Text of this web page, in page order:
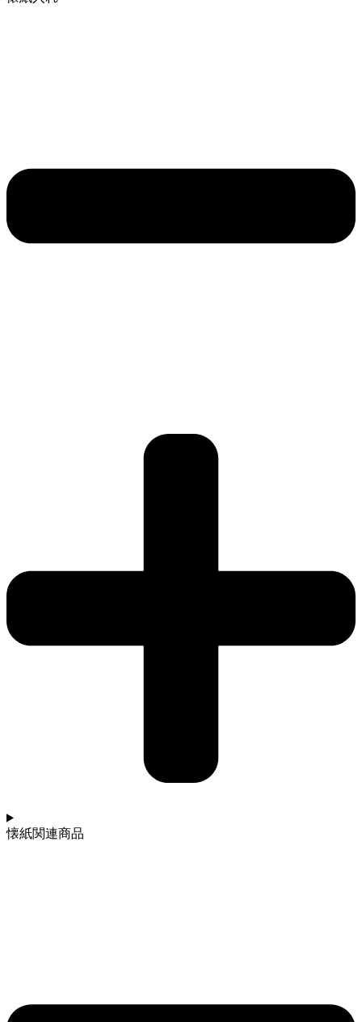
懐紙関連商品